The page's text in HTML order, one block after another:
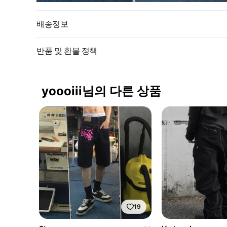
배송정보
반품 및 환불 정책
yoooiii님의 다른 상품
19